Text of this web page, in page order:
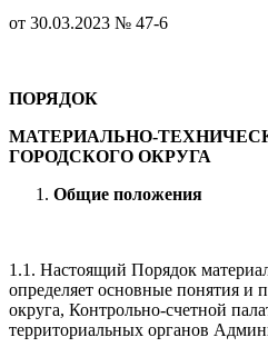
от 30.03.2023 № 47-6
ПОРЯДОК
МАТЕРИАЛЬНО-
ГОРОДСКОГО ОКРУГА
Общие положения
1.1. Настоящий Порядок
определяет основные понятия и
округа, Контрольно-счетной
территориальных органов